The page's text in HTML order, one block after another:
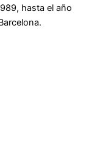
hasta el año